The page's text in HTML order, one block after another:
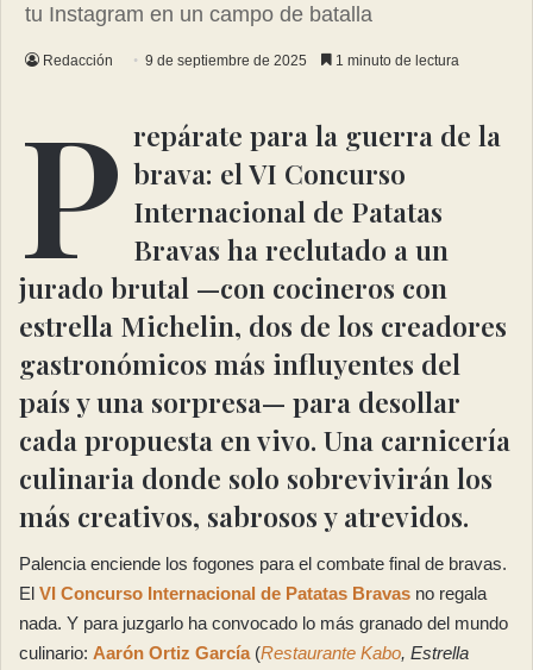
tu Instagram en un campo de batalla
Redacción 9 de septiembre de 2025 1 minuto de lectura
P repárate para la guerra de la
brava: el VI Concurso
Internacional de Patatas
Bravas ha reclutado a un
jurado brutal —con cocineros con
estrella Michelin, dos de los creadores
gastronómicos más influyentes del
país y una sorpresa— para desollar
cada propuesta en vivo. Una carnicería
culinaria donde solo sobrevivirán los
más creativos, sabrosos y atrevidos.
Palencia enciende los fogones para el combate final de bravas.
El VI Concurso Internacional de Patatas Bravas no regala
nada. Y para juzgarlo ha convocado lo más granado del mundo
culinario: Aarón Ortiz García(Restaurante Kabo, Estrella